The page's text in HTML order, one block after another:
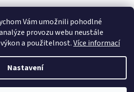
Vám umožnili pohodlné
provozu webu neustále
a použitelnost.Více informací
Nastavení
Vytvořil Shoptet